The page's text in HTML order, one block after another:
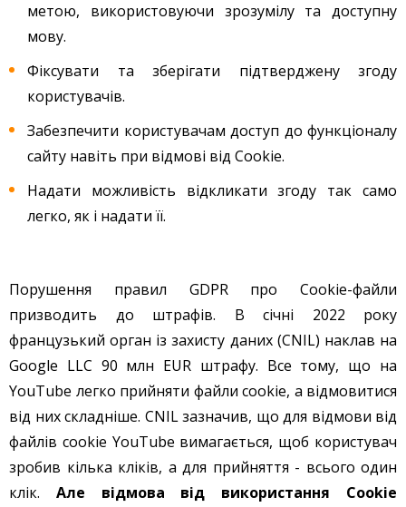
метою, використовуючи зрозумілу та доступну
мову.
Фіксувати та зберігати підтверджену згоду
користувачів.
Забезпечити користувачам доступ до функціоналу
сайту навіть при відмові від Cookie.
Надати можливість відкликати згоду так само
легко, як і надати її.
Порушення правил GDPR про Cookie-файли
призводить до штрафів. В січні 2022 року
французький орган із захисту даних (CNIL) наклав на
Google LLC 90 млн EUR штрафу. Все тому, що на
YouTube легко прийняти файли cookie, а відмовитися
від них складніше. CNIL зазначив, що для відмови від
файлів cookie YouTube вимагається, щоб користувач
зробив кілька кліків, а для прийняття - всього один
клік. Але відмова від використання Cookie